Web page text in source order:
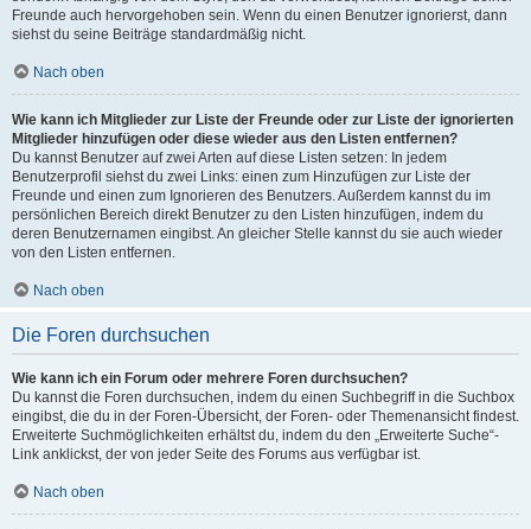
Freunde auch hervorgehoben sein. Wenn du einen Benutzer ignorierst, dann
siehst du seine Beiträge standardmäßig nicht.
Nach oben
Wie kann ich Mitglieder zur Liste der Freunde oder zur Liste der ignorierten
Mitglieder hinzufügen oder diese wieder aus den Listen entfernen?
Du kannst Benutzer auf zwei Arten auf diese Listen setzen: In jedem
Benutzerprofil siehst du zwei Links: einen zum Hinzufügen zur Liste der
Freunde und einen zum Ignorieren des Benutzers. Außerdem kannst du im
persönlichen Bereich direkt Benutzer zu den Listen hinzufügen, indem du
deren Benutzernamen eingibst. An gleicher Stelle kannst du sie auch wieder
von den Listen entfernen.
Nach oben
Die Foren durchsuchen
Wie kann ich ein Forum oder mehrere Foren durchsuchen?
Du kannst die Foren durchsuchen, indem du einen Suchbegriff in die Suchbox
eingibst, die du in der Foren-Übersicht, der Foren- oder Themenansicht findest.
Erweiterte Suchmöglichkeiten erhältst du, indem du den „Erweiterte Suche“-
Link anklickst, der von jeder Seite des Forums aus verfügbar ist.
Nach oben